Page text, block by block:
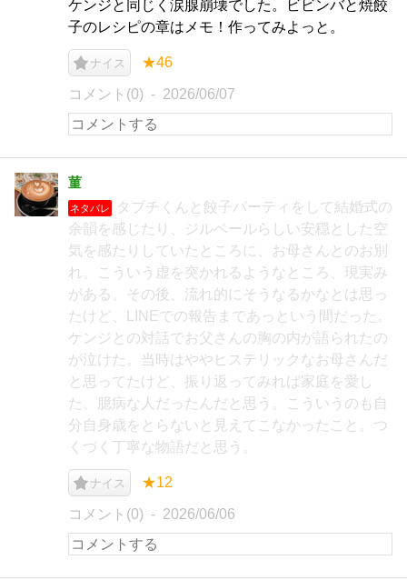
ケンジと同じく涙腺崩壊でした。ビビンバと焼餃
子のレシピの章はメモ！作ってみよっと。
ナイス ★46
コメント(0) 2026/06/07
菫
ネタバレ
タブチくんと餃子パーティをして結婚式の
余韻を感じたり、ジルベールらしい安穏とした空
気を感たりしていたところに、お母さんとのお別
れ。こういう虚を突かれるようなところ、現実み
がある。その後、流れ的にそうなるかなとは思っ
たけど、LINEでの報告まであっという間だった。
ケンジとの対話でお父さんの胸の内が語られたの
が泣けた。当時はややヒステリックなお母さんだ
と思ってたけど、振り返ってみれば家庭を愛し
た、臆病な人だったんだと思う。こういうのも自
分自身歳をとらないと見えてこなかったこと。つ
くづく丁寧な物語だと思う。
ナイス ★12
コメント(0) 2026/06/06